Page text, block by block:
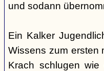
und sodann
Ein Kalker
Wissens zum ersten
Krach schlugen